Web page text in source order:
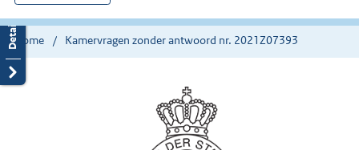
hier:
Home Kamervragen zonder antwoord nr. 2021Z07393